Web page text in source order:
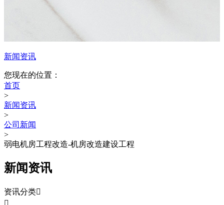
新闻资讯
您现在的位置：
首页
>
新闻资讯
>
公司新闻
>
弱电机房工程改造-机房改造建设工程
新闻资讯
资讯分类
